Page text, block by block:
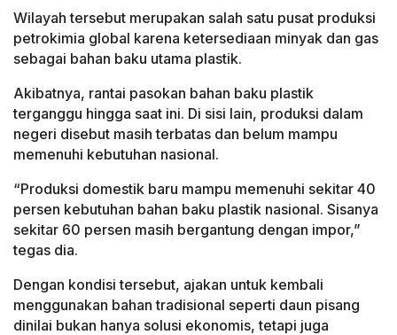
Wilayah tersebut merupakan salah satu pusat produksi
petrokimia global karena ketersediaan minyak dan gas
sebagai bahan baku utama plastik.
Akibatnya, rantai pasokan bahan baku plastik
terganggu hingga saat ini. Di sisi lain, produksi dalam
negeri disebut masih terbatas dan belum mampu
memenuhi kebutuhan nasional.
“Produksi domestik baru mampu memenuhi sekitar 40
persen kebutuhan bahan baku plastik nasional. Sisanya
sekitar 60 persen masih bergantung dengan impor,”
tegas dia.
Dengan kondisi tersebut, ajakan untuk kembali
menggunakan bahan tradisional seperti daun pisang
dinilai bukan hanya solusi ekonomis, tetapi juga